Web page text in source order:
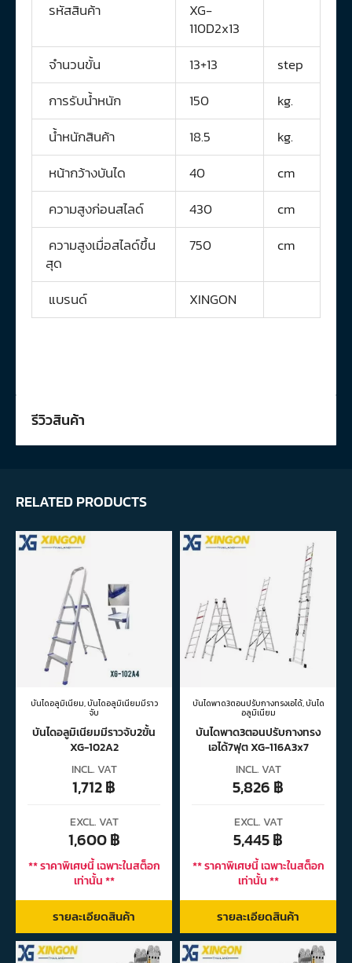
รหัสสินค้า
XG-
110D2x13
จำนวนขั้น
13+13
step
การรับน้ำหนัก
150
kg.
น้ำหนักสินค้า
18.5
kg.
หน้ากว้างบันได
40
cm
ความสูงก่อนสไลด์
430
cm
ความสูงเมื่อสไลด์ขึ้น
สุด
750 cm
แบรนด์ XINGON
รีวิวสินค้า
RELATED PRODUCTS
บันไดอลูมิเนียม,บันไดอลูมิเนียมมีราว
จับ
บันไดอลูมิเนียมมีราวจับ2ขั้น
XG-102A2
INCL. VAT
1,712฿
EXCL. VAT
1,600฿
** ราคาพิเศษนี้ เฉพาะในสต็อก
เท่านั้น **
รายละเอียดสินค้า
บันไดพาด3ตอนปรับกางทรงเอได้,บันได
อลูมิเนียม
บันไดพาด3ตอนปรับกางทรง
เอได้7ฟุต XG-116A3x7
INCL. VAT
5,826 ฿
EXCL. VAT
5,445฿
** ราคาพิเศษนี้ เฉพาะในสต็อก
เท่านั้น **
รายละเอียดสินค้า